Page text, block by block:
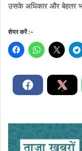
उसके अधिकार और बेहतर
शेयर करें :-